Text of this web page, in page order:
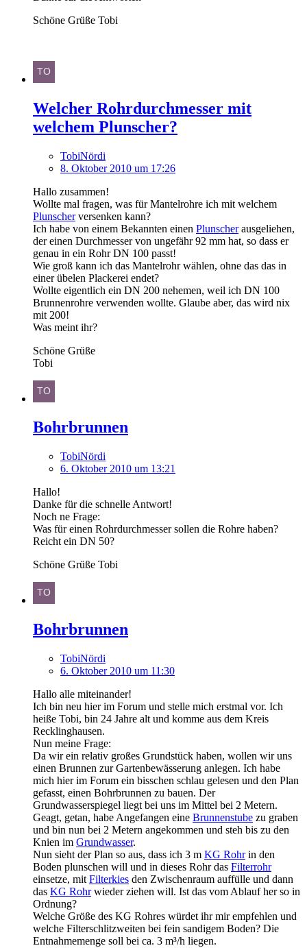
Schöne Grüße Tobi
Welcher Rohrdurchmesser mit
welchem Plunscher?
TobiNördi
8. Oktober 2010 um 17:26
Hallo zusammen!
Wollte mal fragen, was für Mantelrohre ich mit welchem
Plunscherversenken kann?
Ich habe von einem Bekannten einen Plunscherausgeliehen,
der einen Durchmesser von ungefähr 92 mm hat, so dass er
genau in ein Rohr DN 100 passt!
Wie groß kann ich das Mantelrohr wählen, ohne das das in
einer übelen Plackerei endet?
Wollte eigentlich ein DN 200 nehemen, weil ich DN 100
Brunnenrohre verwenden wollte. Glaube aber, das wird nix
mit 200!
Was meint ihr?
Schöne Grüße
Tobi
Bohrbrunnen
TobiNördi
6. Oktober 2010 um 13:21
Hallo!
Danke für die schnelle Antwort!
Noch ne Frage:
Was für einen Rohrdurchmesser sollen die Rohre haben?
Reicht ein DN 50?
Schöne Grüße Tobi
Bohrbrunnen
TobiNördi
6. Oktober 2010 um 11:30
Hallo alle miteinander!
Ich bin neu hier im Forum und stelle mich erstmal vor. Ich
heiße Tobi, bin 24 Jahre alt und komme aus dem Kreis
Recklinghausen.
Nun meine Frage:
Da wir ein relativ großes Grundstück haben, wollen wir uns
einen Brunnen zur Gartenbewässerung anlegen. Ich habe
mich hier im Forum ein bisschen schlau gelesen und den Plan
gefasst, einen Bohrbrunnen zu bauen. Der
Grundwasserspiegel liegt bei uns im Mittel bei 2 Metern.
Geagt, getan, habe Angefangen eine Brunnenstube zu graben
und bin nun bei 2 Metern angekommen und steh bis zu den
Knien im Grundwasser.
Nun sieht der Plan so aus, dass ich 3 m KG Rohrin den
Boden plunschen will und in dieses Rohr das Filterrohr
einsetze, mit Filterkies den Zwischenraum auffülle und dann
das KG Rohrwieder ziehen will. Ist das vom Ablauf her so in
Ordnung?
Welche Größe des KG Rohres würdet ihr mir empfehlen und
welche Filterschlitzweiten bei fein sandigem Boden? Die
Entnahmemenge soll bei ca. 3 m³/h liegen.